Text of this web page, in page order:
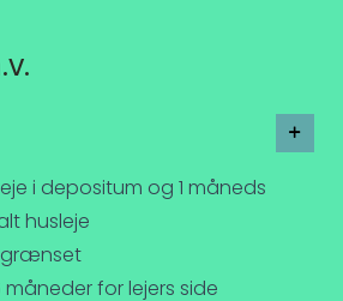
i depositum og 1 måneds
husleje
måneder for lejers side